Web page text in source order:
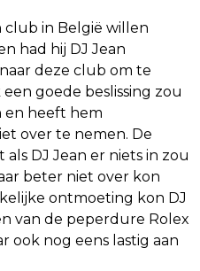
in België willen
had hij DJ Jean
deze club om te
goede beslissing zou
en heeft hem
over te nemen. De
DJ Jean er niets in zou
beter niet over kon
ontmoeting kon DJ
van de peperdure Rolex
ook nog eens lastig aan